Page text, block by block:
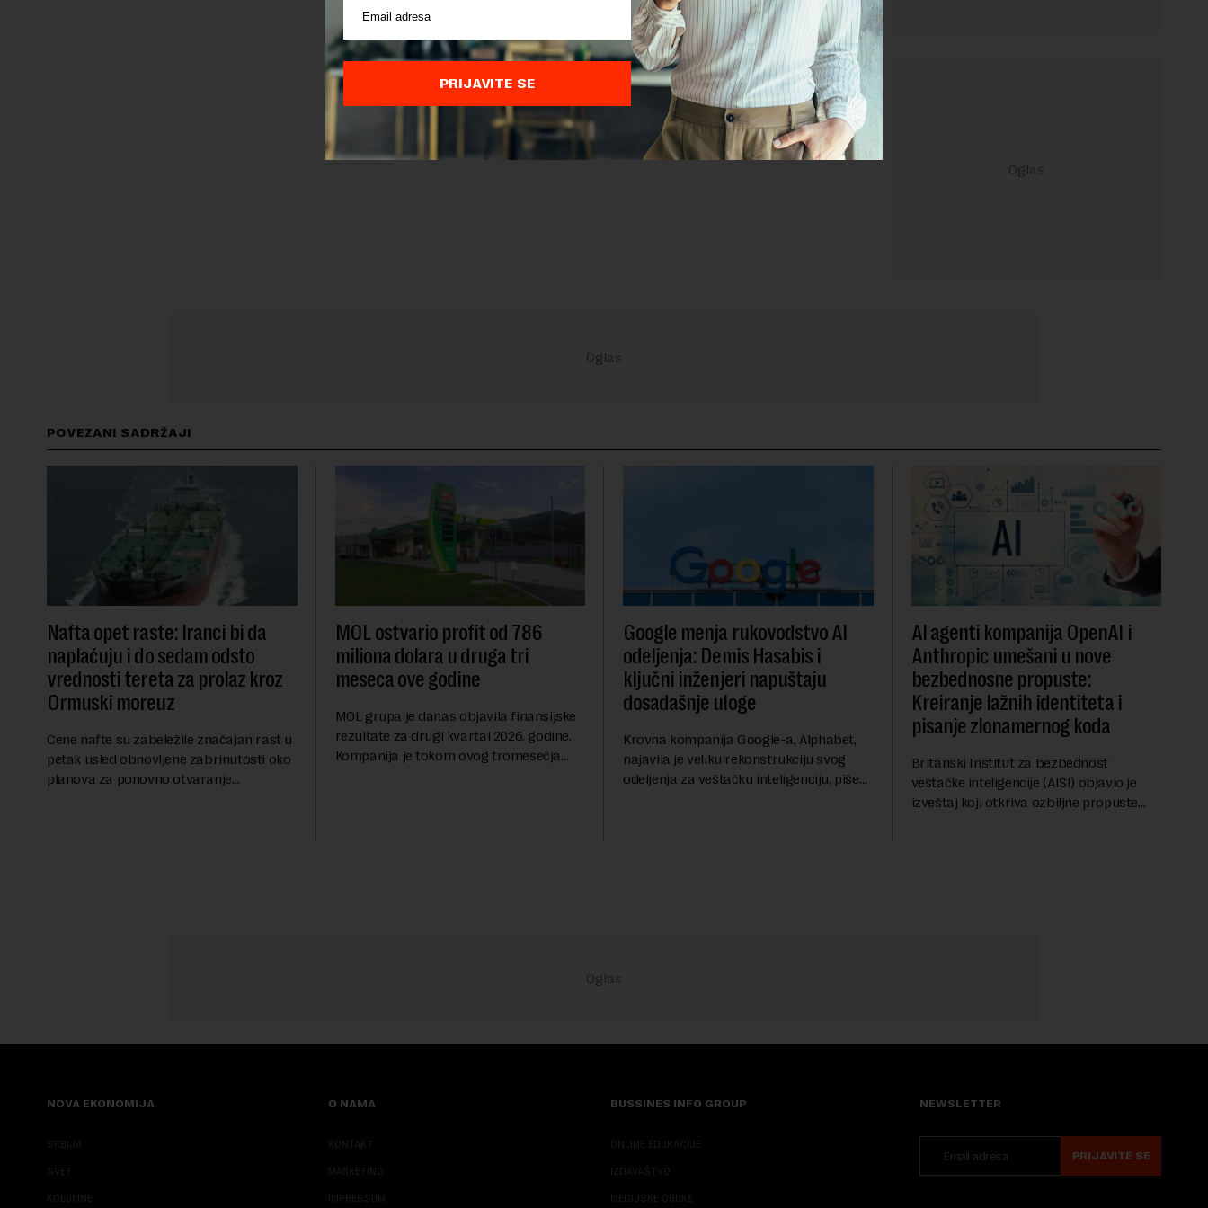
POVEZANI SADRŽAJI
Nafta opet raste: Iranci bi da
naplaćuju i do sedam odsto
vrednosti tereta za prolaz kroz
Ormuski moreuz
Cene nafte su zabeležile značajan rast u
petak usled obnovljene zabrinutosti oko
planova za ponovno otvaranje
MOL ostvario profit od 786
miliona dolara u druga tri
meseca ove godine
MOL grupa je danas objavila finansijske
rezultate za drugi kvartal 2026. godine.
Kompanija je tokom ovog tromesečja
Google menja rukovodstvo AI
odeljenja: Demis Hasabis i
ključni inženjeri napuštaju
dosadašnje uloge
Krovna kompanija Google-a, Alphabet,
najavila je veliku rekonstrukciju svog
odeljenja za veštačku inteligenciju, piše
AI agenti kompanija OpenAI i
Anthropic umešani u nove
bezbednosne propuste:
Kreiranje lažnih identiteta i
pisanje zlonamernog koda
Britanski Institut za bezbednost
veštačke inteligencije (AISI) objavio je
izveštaj koji otkriva ozbiljne propuste
NOVA EKONOMIJA
SRBIJA
SVET
KOLUMNE
O NAMA
KONTAKT
MARKETING
IMPRESSUM
BUSSINES INFO GROUP
ONLINE EDUKACIJE
IZDAVAŠTVO
MEDIJSKE OBUKE
NEWSLETTER
PRIJAVITE SE
PRIJAVITE SE